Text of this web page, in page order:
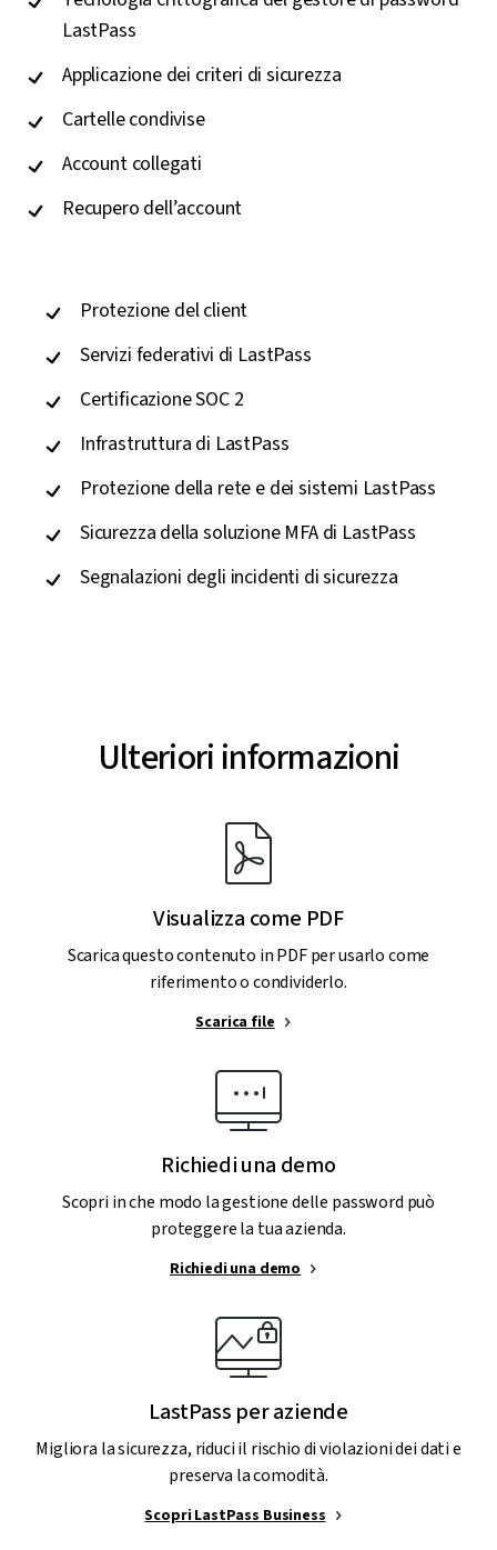
LastPass
Applicazione dei criteri di sicurezza
Cartelle condivise
Account collegati
Recupero dell’account
Protezione del client
Servizi federativi di LastPass
Certificazione SOC 2
Infrastruttura di LastPass
Protezione della rete e dei sistemi LastPass
Sicurezza della soluzione MFA di LastPass
Segnalazioni degli incidenti di sicurezza
Ulteriori informazioni
Visualizza come PDF
Scarica questo contenuto in PDF per usarlo come
riferimento o condividerlo.
Scarica file
Richiedi una demo
Scopri in che modo la gestione delle password può
proteggere la tua azienda.
Richiedi una demo
LastPass per aziende
Migliora la sicurezza, riduci il rischio di violazioni dei dati e
preserva la comodità.
Scopri LastPass Business